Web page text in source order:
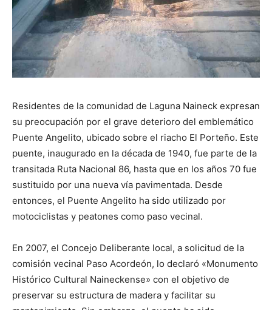
Residentes de la comunidad de Laguna Naineck expresan
su preocupación por el grave deterioro del emblemático
Puente Angelito, ubicado sobre el riacho El Porteño. Este
puente, inaugurado en la década de 1940, fue parte de la
transitada Ruta Nacional 86, hasta que en los años 70 fue
sustituido por una nueva vía pavimentada. Desde
entonces, el Puente Angelito ha sido utilizado por
motociclistas y peatones como paso vecinal.
En 2007, el Concejo Deliberante local, a solicitud de la
comisión vecinal Paso Acordeón, lo declaró «Monumento
Histórico Cultural Naineckense» con el objetivo de
preservar su estructura de madera y facilitar su